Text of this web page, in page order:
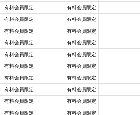
有料会員限定 有料会員限定
有料会員限定 有料会員限定
有料会員限定 有料会員限定
有料会員限定 有料会員限定
有料会員限定 有料会員限定
有料会員限定 有料会員限定
有料会員限定 有料会員限定
有料会員限定 有料会員限定
有料会員限定 有料会員限定
有料会員限定 有料会員限定